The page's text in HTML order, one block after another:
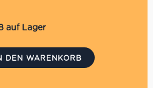
Einschreiben versendet. Es
in Höhe von 3,30€ an.
den Gutschein direkt in
hast du ihn sofort!
auf Lager
DEN WARENKORB